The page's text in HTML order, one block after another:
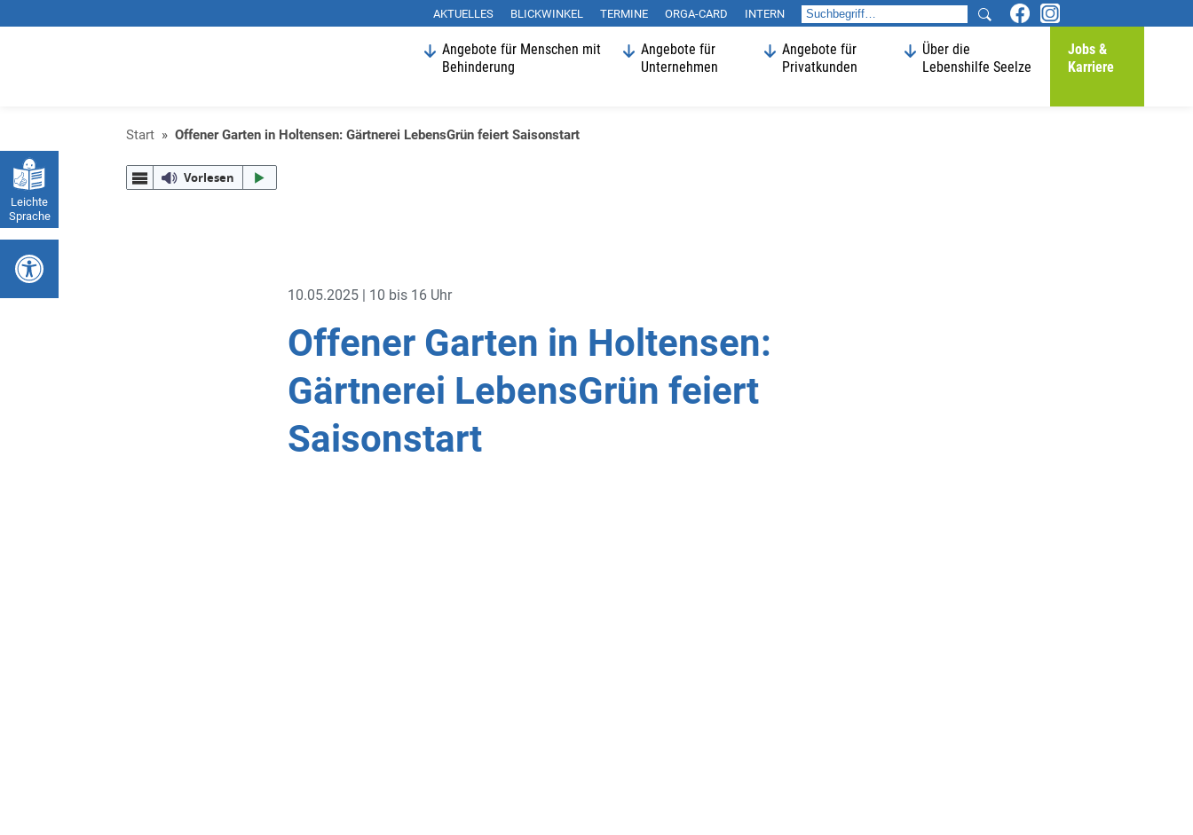
AKTUELLES BLICKWINKEL TERMINE ORGA-CARD INTERN
Suchen
Angebote für Menschen mit
Behinderung
Angebote für
Unternehmen
Angebote für
Privatkunden
Über die
Lebenshilfe Seelze
Jobs &
Karriere
Leichte
Sprache
Start » Offener Garten in Holtensen: Gärtnerei LebensGrün feiert Saisonstart
Vorlesen
10.05.2025 | 10 bis 16 Uhr
Offener Garten in Holtensen:
Gärtnerei LebensGrün feiert
Saisonstart
Werkzeugleiste öffnen